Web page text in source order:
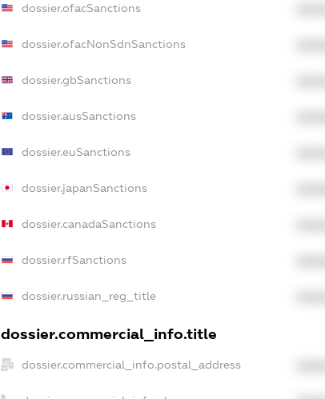
dossier.ofacSanctions
dossier.ofacNonSdnSanctions
dossier.gbSanctions
dossier.ausSanctions
dossier.euSanctions
dossier.japanSanctions
dossier.canadaSanctions
dossier.rfSanctions
dossier.russian_reg_title
dossier.commercial_info.title
dossier.commercial_info.postal_address